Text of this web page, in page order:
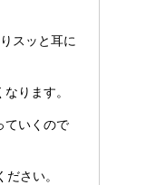
スッと耳に
ります。
ていくので
さい。